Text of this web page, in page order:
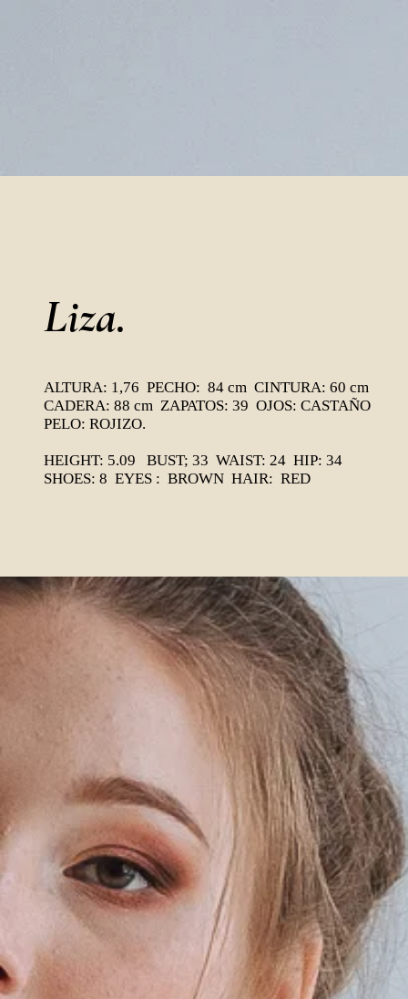
Liza.
ALTURA: 1,76 PECHO: 84 cm CINTURA: 60 cm
CADERA: 88 cm ZAPATOS: 39 OJOS: CASTAÑO
PELO: ROJIZO.
HEIGHT: 5.09 BUST; 33 WAIST: 24 HIP: 34
SHOES: 8 EYES : BROWN HAIR: RED